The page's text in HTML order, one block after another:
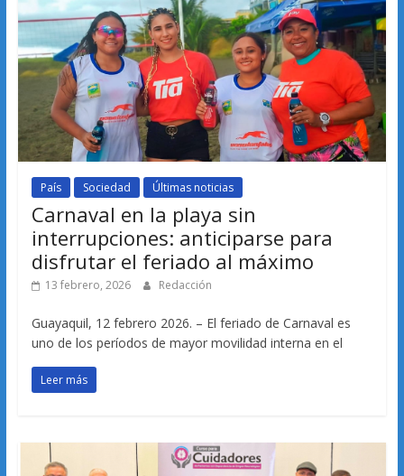
País Sociedad Últimas noticias
Carnaval en la playa sin
interrupciones: anticiparse para
disfrutar el feriado al máximo
13 febrero, 2026 Redacción
Guayaquil, 12 febrero 2026. – El feriado de Carnaval es
uno de los períodos de mayor movilidad interna en el
Leer más